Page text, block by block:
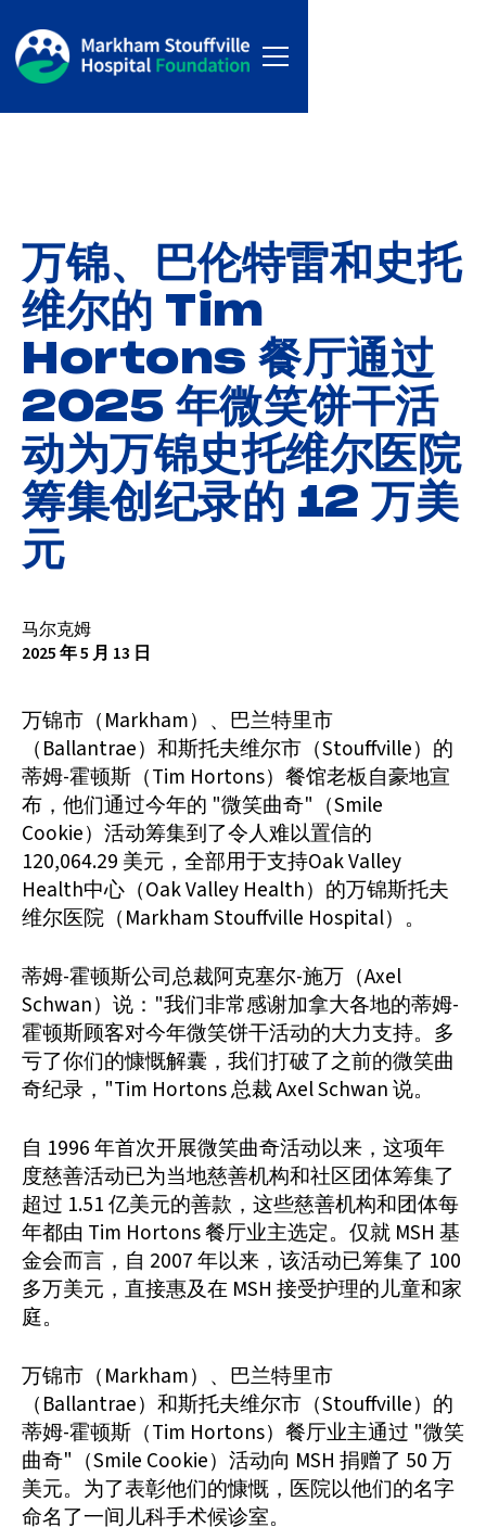
万锦、巴伦特雷和史托
维尔的 Tim
Hortons 餐厅通过
2025 年微笑饼干活
动为万锦史托维尔医院
筹集创纪录的 12 万美
元
马尔克姆
2025 年 5 月 13 日
万锦市（Markham）、巴兰特里市
（Ballantrae）和斯托夫维尔市（Stouffville）的
蒂姆-霍顿斯（Tim Hortons）餐馆老板自豪地宣
布，他们通过今年的 "微笑曲奇"（Smile
Cookie）活动筹集到了令人难以置信的
120,064.29 美元，全部用于支持Oak Valley
Health中心（Oak Valley Health）的万锦斯托夫
维尔医院（Markham Stouffville Hospital）。
蒂姆-霍顿斯公司总裁阿克塞尔-施万（Axel
Schwan）说："我们非常感谢加拿大各地的蒂姆-
霍顿斯顾客对今年微笑饼干活动的大力支持。多
亏了你们的慷慨解囊，我们打破了之前的微笑曲
奇纪录，"Tim Hortons 总裁 Axel Schwan 说。
自 1996 年首次开展微笑曲奇活动以来，这项年
度慈善活动已为当地慈善机构和社区团体筹集了
超过 1.51 亿美元的善款，这些慈善机构和团体每
年都由 Tim Hortons 餐厅业主选定。仅就 MSH 基
金会而言，自 2007 年以来，该活动已筹集了 100
多万美元，直接惠及在 MSH 接受护理的儿童和家
庭。
万锦市（Markham）、巴兰特里市
（Ballantrae）和斯托夫维尔市（Stouffville）的
蒂姆-霍顿斯（Tim Hortons）餐厅业主通过 "微笑
曲奇"（Smile Cookie）活动向 MSH 捐赠了 50 万
美元。为了表彰他们的慷慨，医院以他们的名字
命名了一间儿科手术候诊室。